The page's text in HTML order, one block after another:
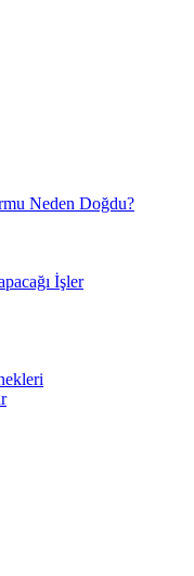
Neden Doğdu?
İşler